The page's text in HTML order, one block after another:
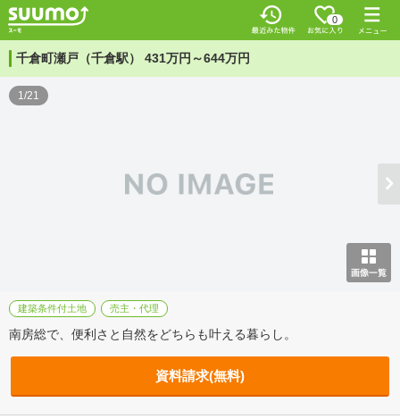
0
千倉町瀬戸（千倉駅） 431万円～644万円
1/21
建築条件付土地 売主・代理
南房総で、便利さと自然をどちらも叶える暮らし。
資料請求(無料)